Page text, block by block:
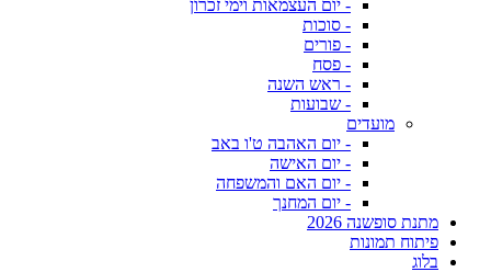
- יום העצמאות וימי זכרון
- סוכות
- פורים
- פסח
- ראש השנה
- שבועות
מועדים
- יום האהבה ט'ו באב
- יום האישה
- יום האם והמשפחה
- יום המחנך
מתנת סופשנה 2026
פיתוח תמונות
בלוג